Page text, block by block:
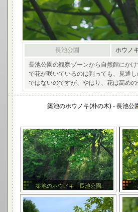
長池公園 ホウノ
長池公園の観察ゾーンから自然館にか
で花が咲いているのは判っても、見通
ではないのですが、やはり、花は高めの
築池のホウノキ(朴の木) - 長池公
築池のホウノキ - 長池公園